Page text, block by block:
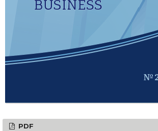
PDF